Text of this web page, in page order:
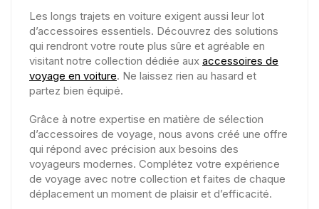
Les longs trajets en voiture exigent aussi leur lot
d’accessoires essentiels. Découvrez des solutions
qui rendront votre route plus sûre et agréable en
visitant notre collection dédiée aux accessoires de
voyage en voiture. Ne laissez rien au hasard et
partez bien équipé.
Grâce à notre expertise en matière de sélection
d’accessoires de voyage, nous avons créé une offre
qui répond avec précision aux besoins des
voyageurs modernes. Complétez votre expérience
de voyage avec notre collection et faites de chaque
déplacement un moment de plaisir et d’efficacité.